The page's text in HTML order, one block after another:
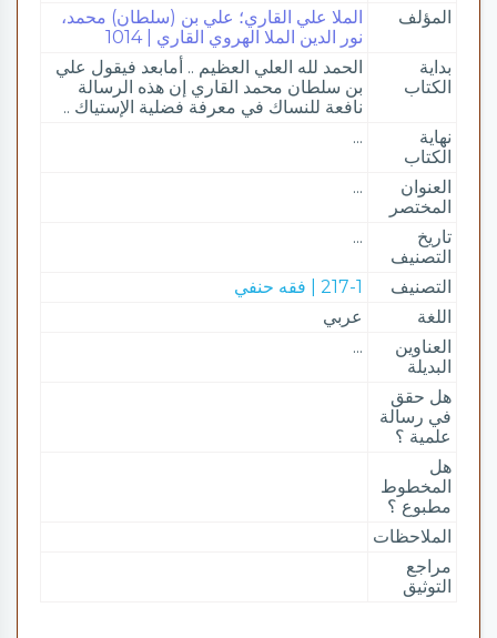
المؤلف
الملا علي القاري؛ علي بن (سلطان) محمد،
نور الدين الملا الهروي القاري | 1014
بداية
الكتاب
الحمد لله العلي العظيم .. أمابعد فيقول علي
بن سلطان محمد القاري إن هذه الرسالة
نافعة للنساك في معرفة فضلية الإستياك ..
نهاية
الكتاب
...
العنوان
المختصر
...
تاريخ
التصنيف
...
التصنيف
217-1 | فقه حنفي
اللغة
عربي
العناوين
البديلة
...
هل حقق
في رسالة
علمية ؟
هل
المخطوط
مطبوع ؟
الملاحظات
مراجع
التوثيق